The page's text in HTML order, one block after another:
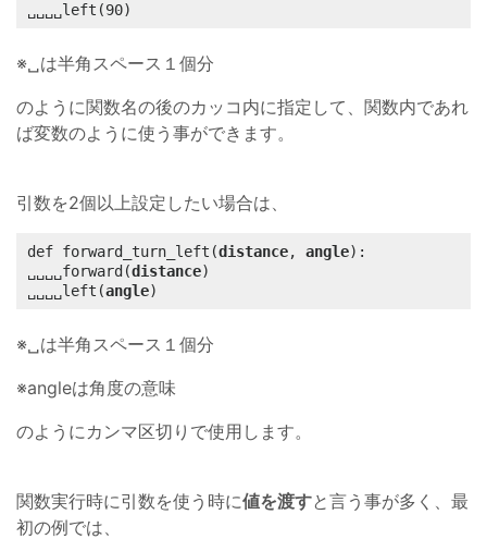
␣␣␣␣left(90)
※␣は半角スペース１個分
のように関数名の後のカッコ内に指定して、関数内であれ
ば変数のように使う事ができます。
引数を2個以上設定したい場合は、
def forward_turn_left(distance, angle):
␣␣␣␣forward(distance)
␣␣␣␣left(angle)
※␣は半角スペース１個分
※angleは角度の意味
のようにカンマ区切りで使用します。
関数実行時に引数を使う時に値を渡すと言う事が多く、最
初の例では、